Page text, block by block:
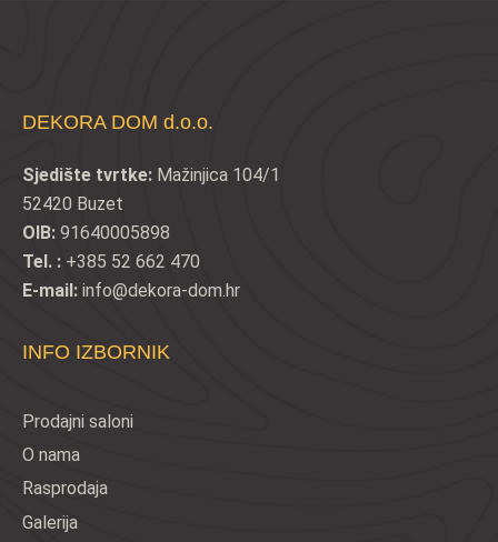
DEKORA DOM d.o.o.
Sjedište tvrtke: Mažinjica 104/1
52420 Buzet
OIB: 91640005898
Tel. : +385 52 662 470
E-mail: info@dekora-dom.hr
INFO IZBORNIK
Prodajni saloni
O nama
Rasprodaja
Galerija